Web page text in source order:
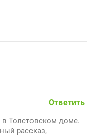
Ответить
в Толстовском доме.
рассказ,